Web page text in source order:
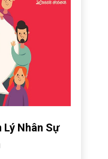
Lý Nhân Sự